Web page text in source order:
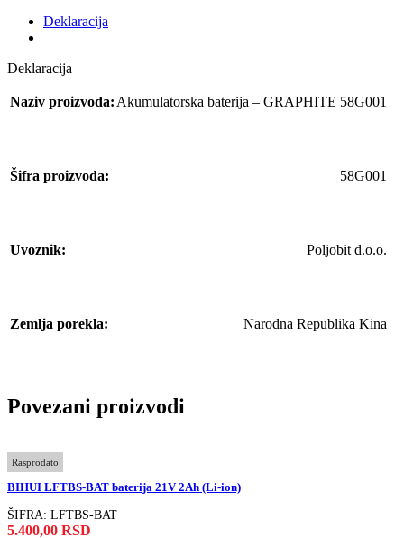
Deklaracija
Deklaracija
Naziv proizvoda: Akumulatorska baterija – GRAPHITE 58G001
Šifra proizvoda: 58G001
Uvoznik: Poljobit d.o.o.
Zemlja porekla: Narodna Republika Kina
Povezani proizvodi
Rasprodato
BIHUI LFTBS-BAT baterija 21V 2Ah (Li-ion)
ŠIFRA: LFTBS-BAT
5.400,00 RSD